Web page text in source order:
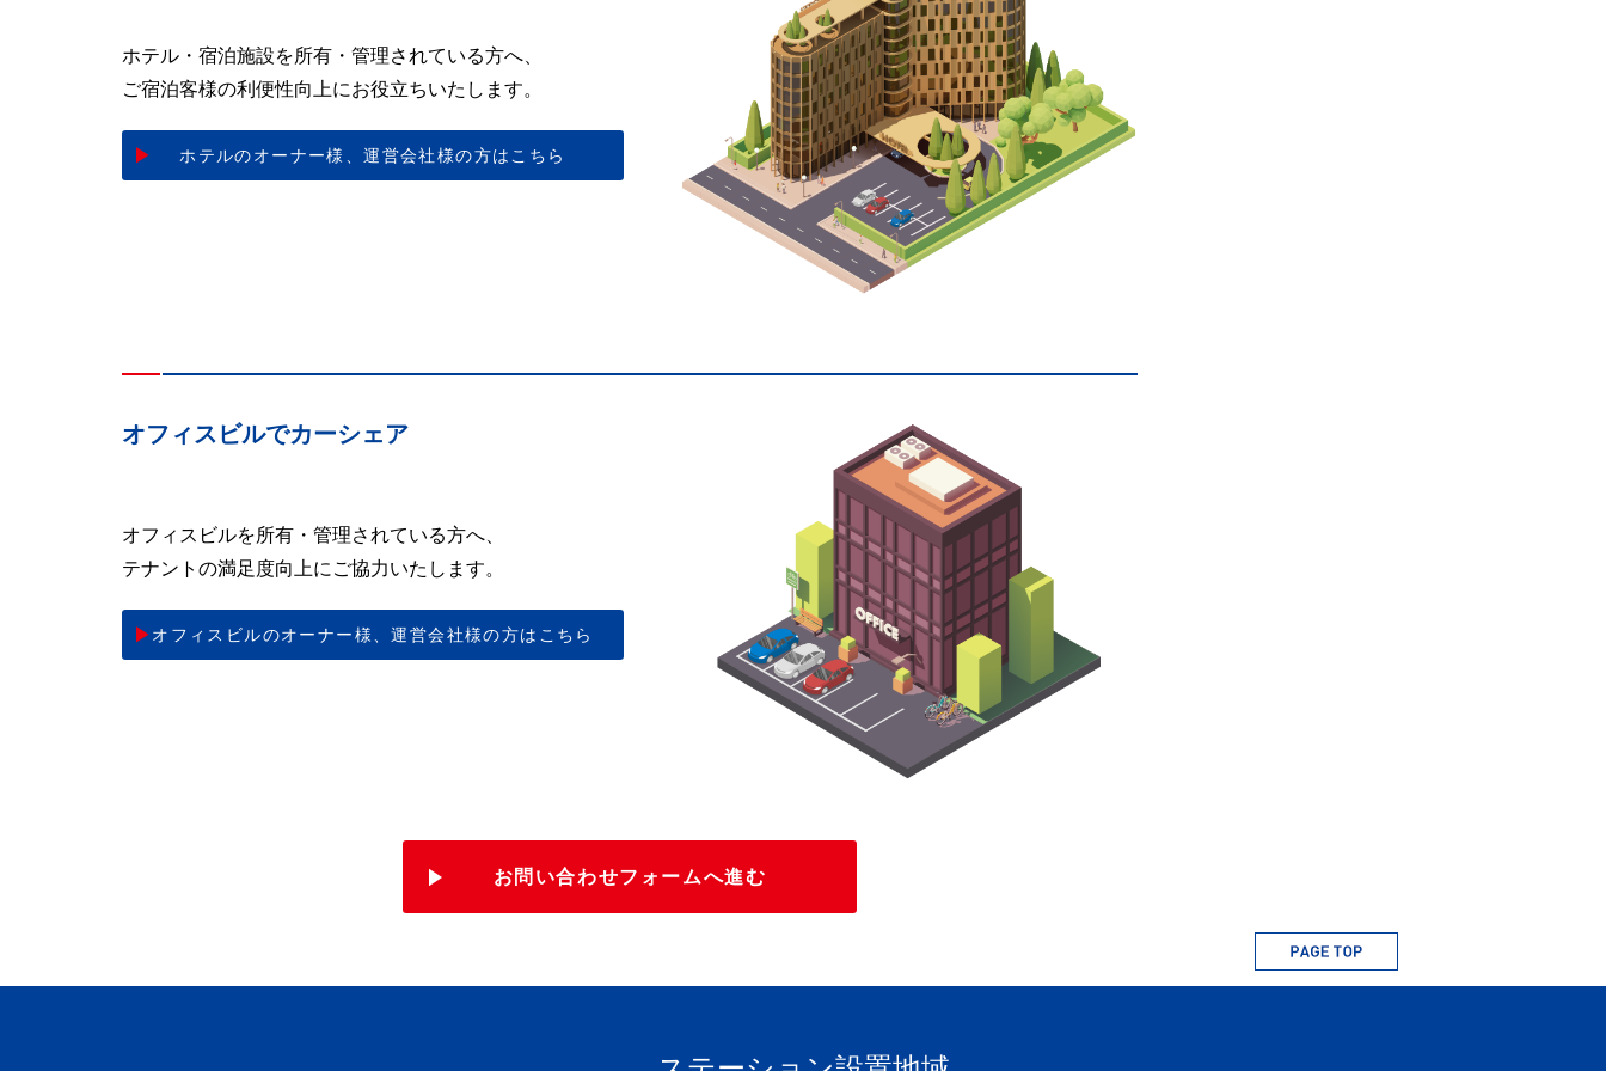
ホテル・宿泊施設を所有・管理されている方へ、
ご宿泊客様の利便性向上にお役立ちいたします。
ホテルのオーナー様、運営会社様の方はこちら
オフィスビルでカーシェア
オフィスビルを所有・管理されている方へ、
テナントの満足度向上にご協力いたします。
オフィスビルのオーナー様、運営会社様の方はこちら
お問い合わせフォームへ進む